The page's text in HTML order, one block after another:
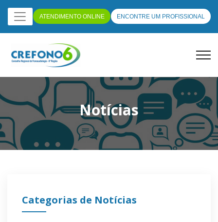
ATENDIMENTO ONLINE ENCONTRE UM PROFISSIONAL
Notícias
Categorias de Notícias